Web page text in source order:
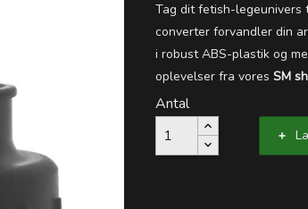
Tag dit fetish-
converter forvandler din
i robust ABS-plastik og
oplevelser fra vores SM
Antal